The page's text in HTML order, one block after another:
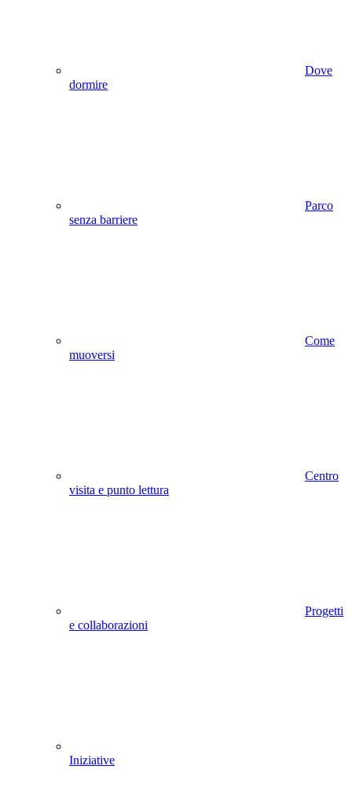
Dove
dormire
Parco
senza barriere
Come
muoversi
Centro
visita e punto lettura
Progetti
e collaborazioni
Iniziative